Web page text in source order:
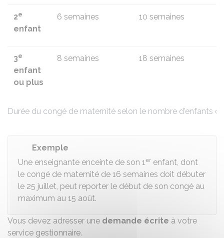
Durée du congé de maternité selon le nombre d'enfants
2e
enfant
6 semaines 10 semaines
3e
enfant
ou plus
8 semaines 18 semaines
Exemple
Une enseignante enceinte de son 1er enfant, dont
le congé de maternité de 16 semaines doit débuter
le 25 juillet, peut reporter le début de son congé au
maximum au 15 août.
Vous devez adresser une demande écrite à votre
service gestionnaire.